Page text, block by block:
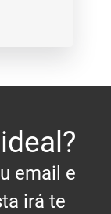
email e
irá te